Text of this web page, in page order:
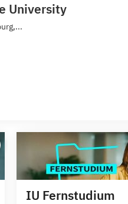
University
IU Fernstudium